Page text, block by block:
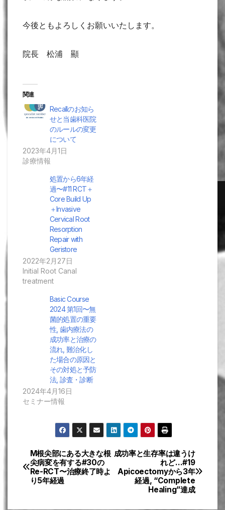
今後ともよろしくお願いいたします。
院長 松浦 顯
関連
Recallのお知ら
せと当歯科医院
のルールの変更
について
2023年4月1日
診療情報
処置から6年経
過〜#11 RCT＋
Core Build Up
＋Invasive
Cervical Root
Resorption
Repair with
Geristore
2022年2月27日
Initial Root Canal
treatment
Basic Course
2024 第1回〜無
菌的処置の重要
性, 歯内療法の
成功率と治療の
流れ, 難治化し
た場合の原因と
その対処と予防
法, 診査・診断
2024年4月16日
セミナー情報
投
稿
成功率と生存率は違うけ
れど…#19
Apicoectomyから3年
経過, “Complete
Healing”達成
M根尖部にある大きな根
尖病変を有する#30の
Re-RCT〜治療終了時よ
り5年経過